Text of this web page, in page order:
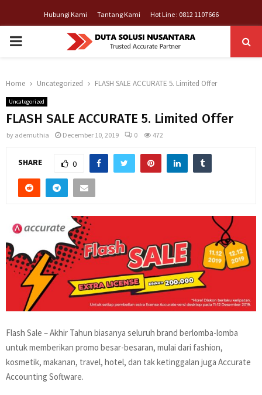
Hubungi Kami Tantang Kami Hot Line : 0812 1107666
PRIMARY
Home Uncategorized FLASH SALE ACCURATE 5. Limited Offer
Uncategorized
FLASH SALE ACCURATE 5. Limited Offer
by ademuthia December 10, 2019 0 472
SHARE 0
Flash Sale – Akhir Tahun biasanya seluruh brand berlomba-lomba
untuk memberikan promo besar-besaran, mulai dari fashion,
kosmetik, makanan, travel, hotel, dan tak ketinggalan juga Accurate
Accounting Software.